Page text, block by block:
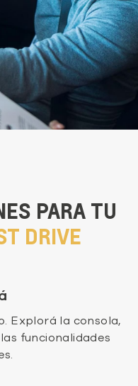
PARA TU
DRIVE
Explorá la consola,
funcionalidades